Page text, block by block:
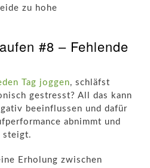
zu hohe
#8 – Fehlende
Tag joggen, schläfst
gestresst? All das kann
beeinflussen und dafür
abnimmt und
steigt.
Erholung zwischen